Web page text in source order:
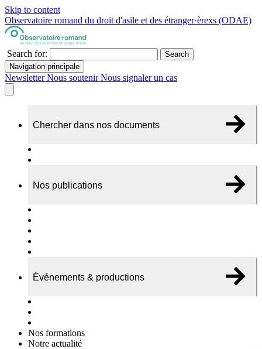
Skip to content
Observatoire romand du droit d'asile et des étranger·èrexs (ODAE)
Search for:
Search
Navigation principale
NewsletterNous soutenirNous signaler un cas
Chercher dans nos documents
Nos publications
Événements & productions
Nos formations
Notre actualité